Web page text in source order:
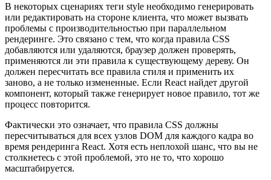
В некоторых сценариях теги style необходимо генерировать
или редактировать на стороне клиента, что может вызвать
проблемы с производительностью при параллельном
рендеринге. Это связано с тем, что когда правила CSS
добавляются или удаляются, браузер должен проверять,
применяются ли эти правила к существующему дереву. Он
должен пересчитать все правила стиля и применить их
заново, а не только измененные. Если React найдет другой
компонент, который также генерирует новое правило, тот же
процесс повторится.
Фактически это означает, что правила CSS должны
пересчитываться для всех узлов DOM для каждого кадра во
время рендеринга React. Хотя есть неплохой шанс, что вы не
столкнетесь с этой проблемой, это не то, что хорошо
масштабируется.